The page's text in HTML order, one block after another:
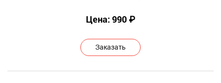
Цена: 990 ₽
Заказать